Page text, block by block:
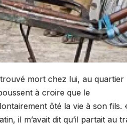
mort chez lui, au quartier
à croire que le
ôté la vie à son fils.
il m’avait dit qu’il partait au